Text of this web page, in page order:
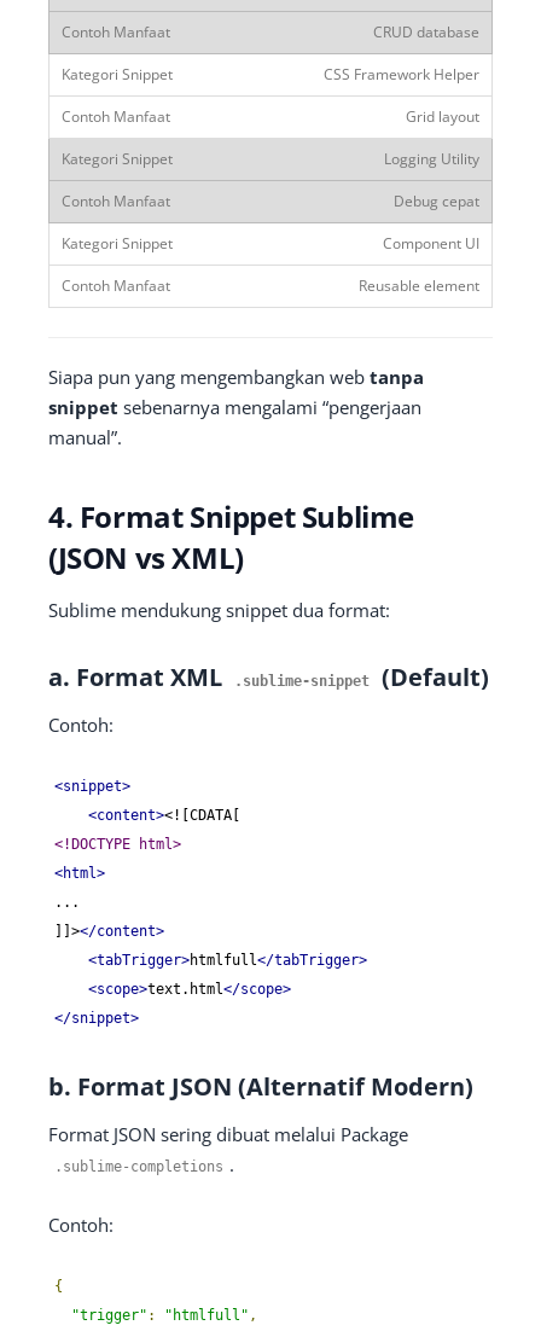
CRUD database
CSS Framework Helper
Grid layout
Logging Utility
Debug cepat
Component UI
Reusable element
Siapa pun yang mengembangkan web tanpa
snippet sebenarnya mengalami “pengerjaan
manual”.
4. Format Snippet Sublime
(JSON vs XML)
Sublime mendukung snippet dua format:
a. Format XML . sublime-snippet (Default)
Contoh:
<snippet>
<content>
<!DOCTYPE html>
<html>
...
]]></content>
<tabTrigger>htmlfull</tabTrigger>
<scope>text.html</scope>
</snippet>
b. Format JSON (Alternatif Modern)
Format JSON sering dibuat melalui Package
. sublime- completions .
Contoh:
{
"trigger" : "htmlfull" ,